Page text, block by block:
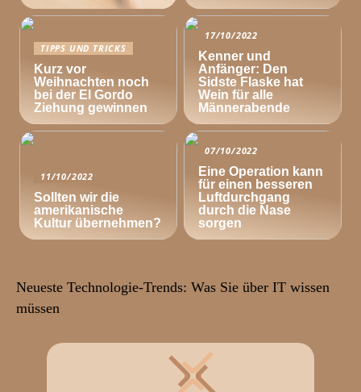
TIPPS UND TRICKS
Kurz vor
Weihnachten noch
bei der El Gordo
Ziehung gewinnen
17/10/2022
Kenner und
Anfänger: Den
Sidste Flaske hat
Wein für alle
Männerabende
11/10/2022
Sollten wir die
amerikanische
Kultur übernehmen?
07/10/2022
Eine Operation kann
für einen besseren
Luftdurchgang
durch die Nase
sorgen
Neueste Technologie-Trends: Was Sie über IT wissen
müssen